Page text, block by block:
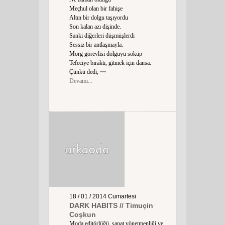
Meçhul olan bir fahişe
Altın bir dolgu taşıyordu
Son kalan azı dişinde.
Sanki diğerleri düşmüşlerdi
Sessiz bir antlaşmayla.
Morg görevlisi dolguyu söküp
Tefeciye bıraktı, gitmek için dansa.
Çünkü dedi, •••
Devamı...
18 / 01 / 2014 Cumartesi
DARK HABITS // Timuçin
Coşkun
Moda editörlüğü, sanat yönetmenliği ve